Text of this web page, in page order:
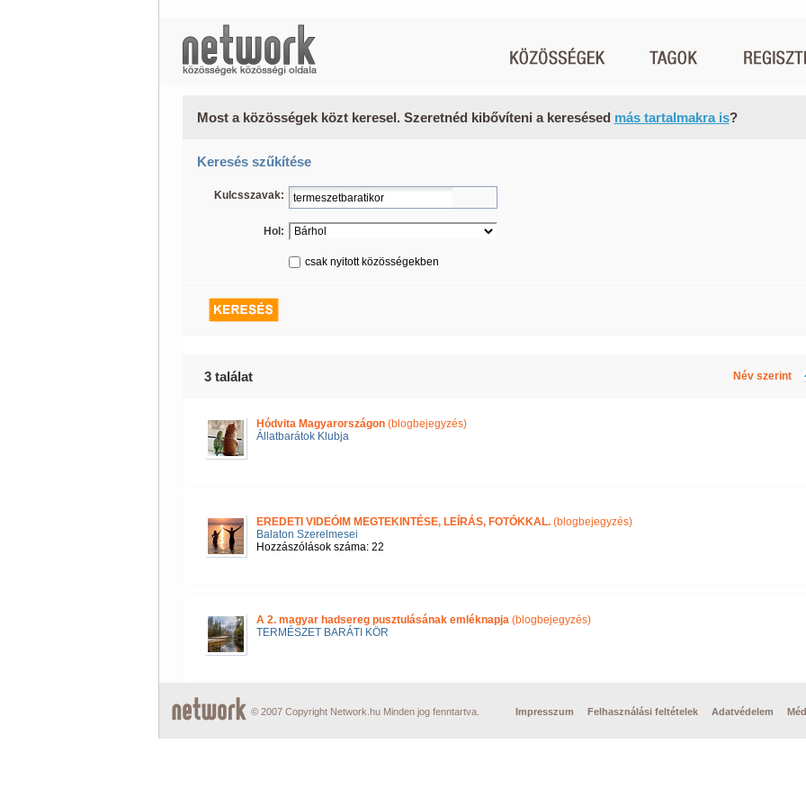
Most a közösségek közt keresel. Szeretnéd kibővíteni a keresésed más tartalmakra is?
Keresés szűkítése
Kulcsszavak:
Hol:
csak nyitott közösségekben
3 találat Név szerint
Hódvita Magyarországon(blogbejegyzés)
Állatbarátok Klubja
EREDETI VIDEÓIM MEGTEKINTÉSE, LEÍRÁS, FOTÓKKAL.(blogbejegyzés)
Balaton Szerelmesei
Hozzászólások száma: 22
A 2. magyar hadsereg pusztulásának emléknapja(blogbejegyzés)
TERMÉSZET BARÁTI KÖR
© 2007 Copyright Network.hu Minden jog fenntartva. Impresszum Felhasználási feltételek Adatvédelem